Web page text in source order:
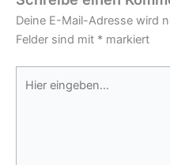
Deine E-Mail-Adresse wird
Felder sind mit * markiert
eingeben…